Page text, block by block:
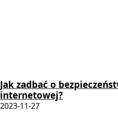
Jak zadbać o
internetowej?
2023-11-27